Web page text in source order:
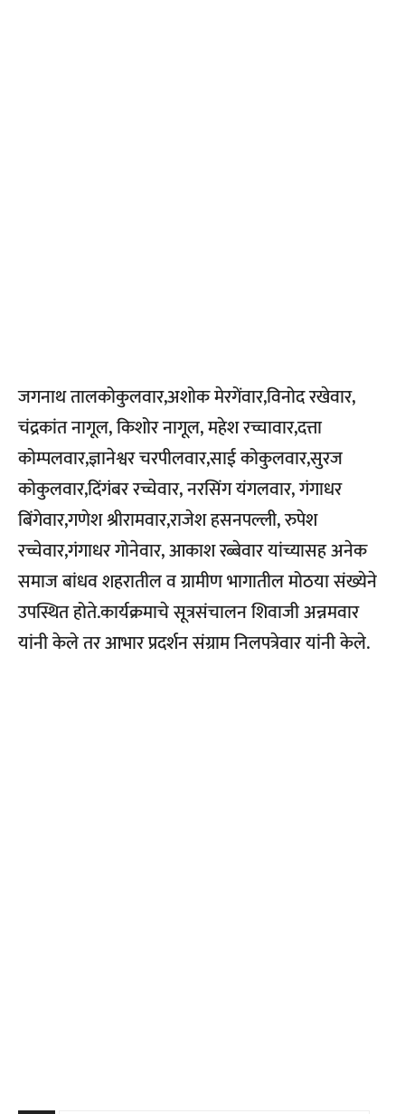
जगनाथ तालकोकुलवार,अशोक मेरगेंवार,विनोद रखेवार,
चंद्रकांत नागूल, किशोर नागूल, महेश रच्चावार,दत्ता
कोम्पलवार,ज्ञानेश्वर चरपीलवार,साई कोकुलवार,सुरज
कोकुलवार,दिंगंबर रच्चेवार, नरसिंग यंगलवार, गंगाधर
बिंगेवार,गणेश श्रीरामवार,राजेश हसनपल्ली, रुपेश
रच्चेवार,गंगाधर गोनेवार, आकाश रब्बेवार यांच्यासह अनेक
समाज बांधव शहरातील व ग्रामीण भागातील मोठया संख्येने
उपस्थित होते.कार्यक्रमाचे सूत्रसंचालन शिवाजी अन्नमवार
यांनी केले तर आभार प्रदर्शन संग्राम निलपत्रेवार यांनी केले.